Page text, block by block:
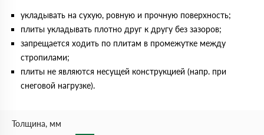
укладывать на сухую, ровную и прочную поверхность;
плиты укладывать плотно друг к другу без зазоров;
запрещается ходить по плитам в промежутке между
стропилами;
плиты не являются несущей конструкцией (напр. при
снеговой нагрузке).
Толщина, мм